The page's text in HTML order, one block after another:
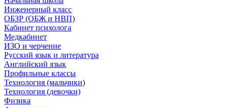
Инженерный класс
ОБЗР (ОБЖ и НВП)
Кабинет психолога
Медкабинет
ИЗО и черчение
Русский язык и литература
Английский язык
Профильные классы
Технология (мальчики)
Технология (девочки)
Физика